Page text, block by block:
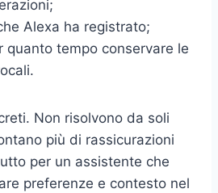
Alexa ha registrato;
quanto tempo conservare le
Non risolvono da soli
più di rassicurazioni
per un assistente che
preferenze e contesto nel